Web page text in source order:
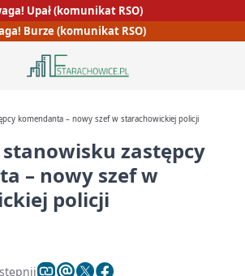
Upał (komunikat RSO)
Burze (komunikat RSO)
komendanta – nowy szef w starachowickiej policji
zastępcy
– nowy szef w
policji